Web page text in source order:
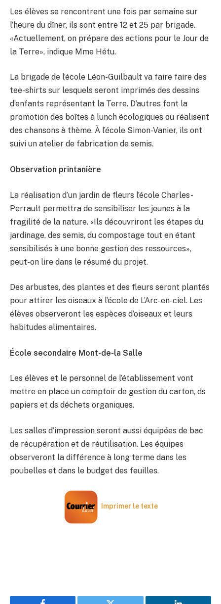
Les élèves se rencontrent une fois par semaine sur
l’heure du dîner, ils sont entre 12 et 25 par brigade.
«Actuellement, on prépare des actions pour le Jour de
la Terre», indique Mme Hétu.
La brigade de l’école Léon-Guilbault va faire faire des
tee-shirts sur lesquels seront imprimés des dessins
d’enfants représentant la Terre. D’autres font la
promotion des boîtes à lunch écologiques ou réalisent
des chansons à thème. À l’école Simon-Vanier, ils ont
suivi un atelier de fabrication de semis.
Observation printanière
La réalisation d’un jardin de fleurs l’école Charles-
Perrault permettra de sensibiliser les jeunes à la
fragilité de la nature. «Ils découvriront les étapes du
jardinage, des semis, du compostage tout en étant
sensibilisés à une bonne gestion des ressources»,
peut-on lire dans le résumé du projet.
Des arbustes, des plantes et des fleurs seront plantés
pour attirer les oiseaux à l’école de L’Arc-en-ciel. Les
élèves observeront les espèces d’oiseaux et leurs
habitudes alimentaires.
École secondaire Mont-de-la Salle
Les élèves et le personnel de l’établissement vont
mettre en place un comptoir de gestion du carton, ds
papiers et ds déchets organiques.
Les salles d’impression seront aussi équipées de bac
de récupération et de réutilisation. Les équipes
observeront la différence à long terme dans les
poubelles et dans le budget des feuilles.
Imprimer le texte